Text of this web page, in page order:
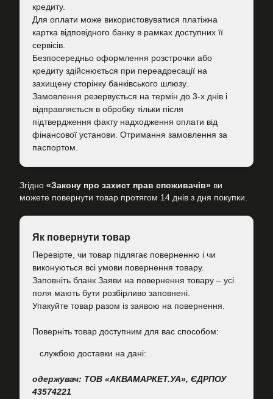
кредиту.
Для оплати може використовуватися платіжна
картка відповідного банку в рамках доступних її
сервісів.
Безпосередньо оформлення розстрочки або
кредиту здійснюється при переадресації на
захищену сторінку банківського шлюзу.
Замовлення резервується на термін до 3-х днів і
відправляється в обробку тільки після
підтвердження факту надходження оплати від
фінансової установи. Отримання замовлення за
паспортом.
Згідно «Закону про захист прав споживачів» ви
можете повернути товар протягом 14 днів з дня покупки.
Як повернути товар
Перевірте, чи товар підлягає поверненню і чи
виконуються всі умови повернення товару.
Заповніть бланк Заяви на повернення товару – усі
поля мають бути розбірливо заповнені.
Упакуйте товар разом із заявою на повернення.
Поверніть товар доступним для вас способом:
cлужбою доставки на дані:
одержувач: ТОВ «АКВАМАРКЕТ.УА», ЄДРПОУ
43574221